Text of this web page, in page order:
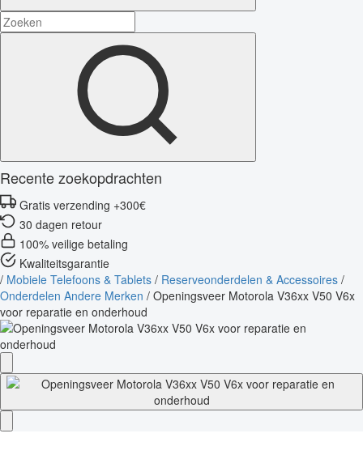
Recente zoekopdrachten
Gratis verzending +300€
30 dagen retour
100% veilige betaling
Kwaliteitsgarantie
/ Mobiele Telefoons & Tablets / Reserveonderdelen & Accessoires /
Onderdelen Andere Merken / Openingsveer Motorola V36xx V50 V6x
voor reparatie en onderhoud